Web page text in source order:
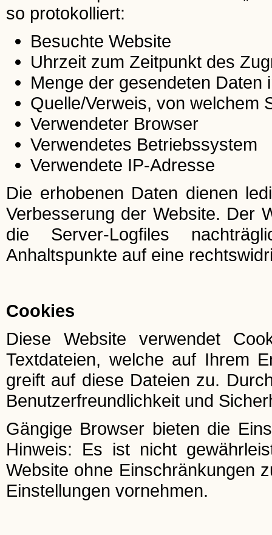
so protokolliert:
Besuchte Website
Uhrzeit zum Zeitpunkt des
Menge der gesendeten Daten
Quelle/Verweis, von welchem
Verwendeter Browser
Verwendetes Betriebssystem
Verwendete IP-Adresse
Die erhobenen Daten dienen
Verbesserung der Website. Der
die Server-Logfiles
Anhaltspunkte auf eine
Cookies
Diese Website verwendet
Textdateien, welche auf Ihrem
greift auf diese Dateien zu.
Benutzerfreundlichkeit und
Gängige Browser bieten die
Hinweis: Es ist nicht
Website ohne Einschränkungen
Einstellungen vornehmen.